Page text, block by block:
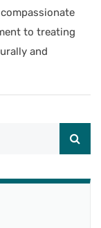
to treating
and